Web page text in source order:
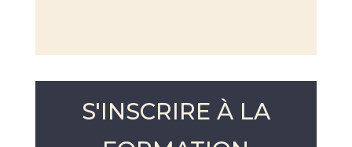
S'INSCRIRE À LA